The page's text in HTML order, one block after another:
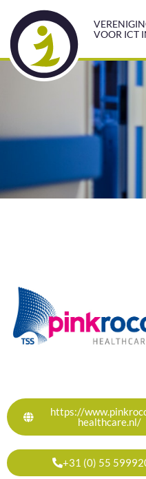
VOOR ICT
https://
healthcare.nl/
+31 (0) 55